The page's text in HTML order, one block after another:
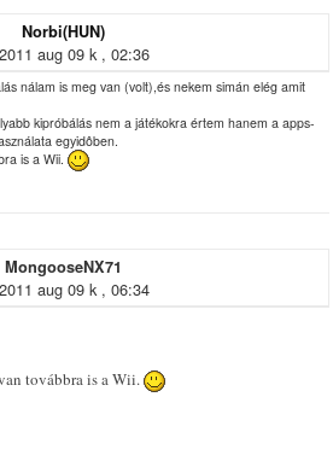
Norbi(HUN)
2011 aug 09 k , 02:36
nálam is meg van (volt),és nekem simán elég amit
kipróbálás nem a játékokra értem hanem a apps-
egyidôben.
is a Wii.
MongooseNX71
2011 aug 09 k , 06:34
továbbra is a Wii.